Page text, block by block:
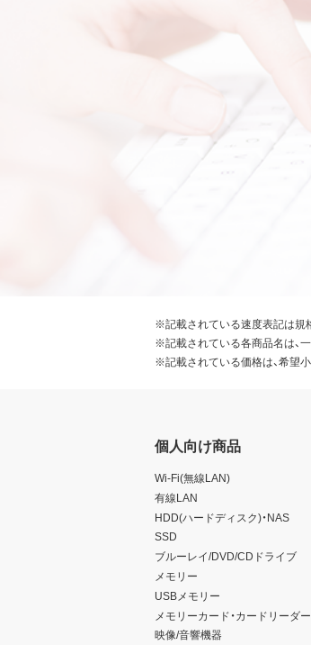
※記載されている速度表記は規
※記載されている各商品名は、
※記載されている価格は、希望小
個人向け商品
Wi-Fi(無線LAN)
有線LAN
HDD(ハードディスク)・NAS
SSD
ブルーレイ/DVD/CDドライブ
メモリー
USBメモリー
メモリーカード・カードリーダ
映像/音響機器